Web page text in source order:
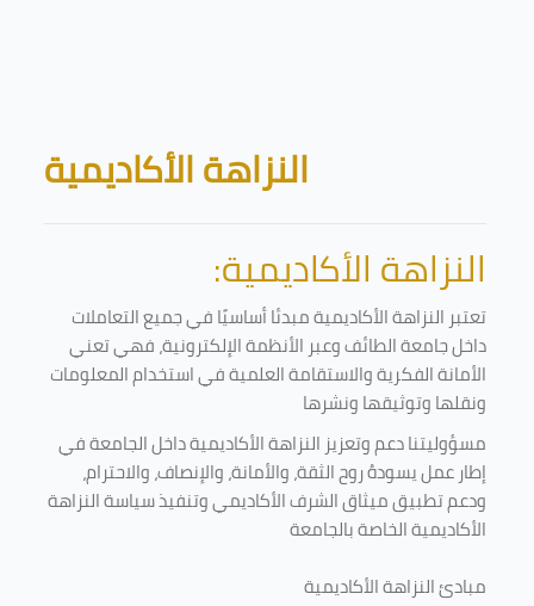
Blocks
النزاهة الأكاديمية
النزاهة الأكاديمية:
تعتبر النزاهة الأكاديمية مبدئا أساسيًا في جميع التعاملات
داخل جامعة الطائف وعبر الأنظمة الإلكترونية، فهي تعني
الأمانة الفكرية والاستقامة العلمية في استخدام المعلومات
ونقلها وتوثيقها ونشرها
مسؤوليتنا دعم وتعزيز النزاهة الأكاديمية داخل الجامعة في
إطار عمل يسودهُ روح الثقة، والأمانة، والإنصاف، والاحترام،
ودعم تطبيق ميثاق الشرف الأكاديمي وتنفيذ سياسة النزاهة
الأكاديمية الخاصة بالجامعة
مبادئ النزاهة الأكاديمية